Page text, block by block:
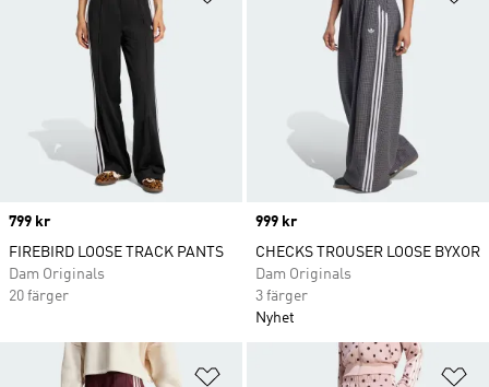
Price
799 kr
FIREBIRD LOOSE TRACK PANTS
Dam Originals
20 färger
Price
999 kr
CHECKS TROUSER LOOSE BYXOR
Dam Originals
3 färger
Nyhet
Lägg till på önskelistan